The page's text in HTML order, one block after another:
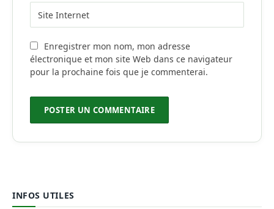
Enregistrer mon nom, mon adresse
électronique et mon site Web dans ce navigateur
pour la prochaine fois que je commenterai.
INFOS UTILES